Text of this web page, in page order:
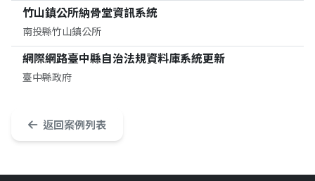
竹山鎮公所納骨堂資訊系統
南投縣竹山鎮公所
網際網路臺中縣自治法規資料庫系統更新
臺中縣政府
返回案例列表